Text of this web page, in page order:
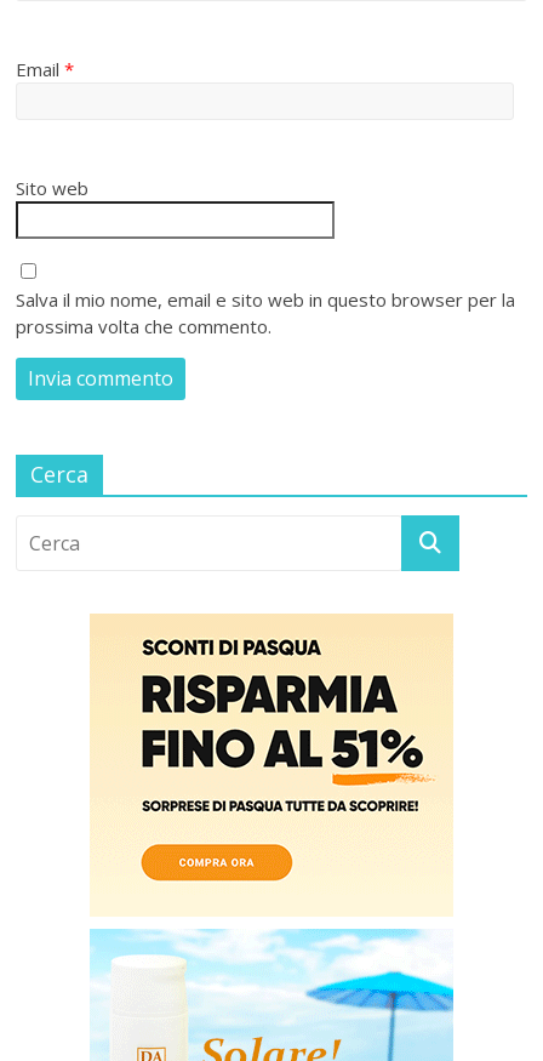
Email*
Sito web
Salva il mio nome, email e sito web in questo browser per la
prossima volta che commento.
Cerca